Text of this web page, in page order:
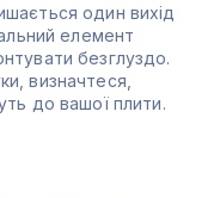
один вихід
елемент
безглуздо.
визначтеся,
до вашої плити.